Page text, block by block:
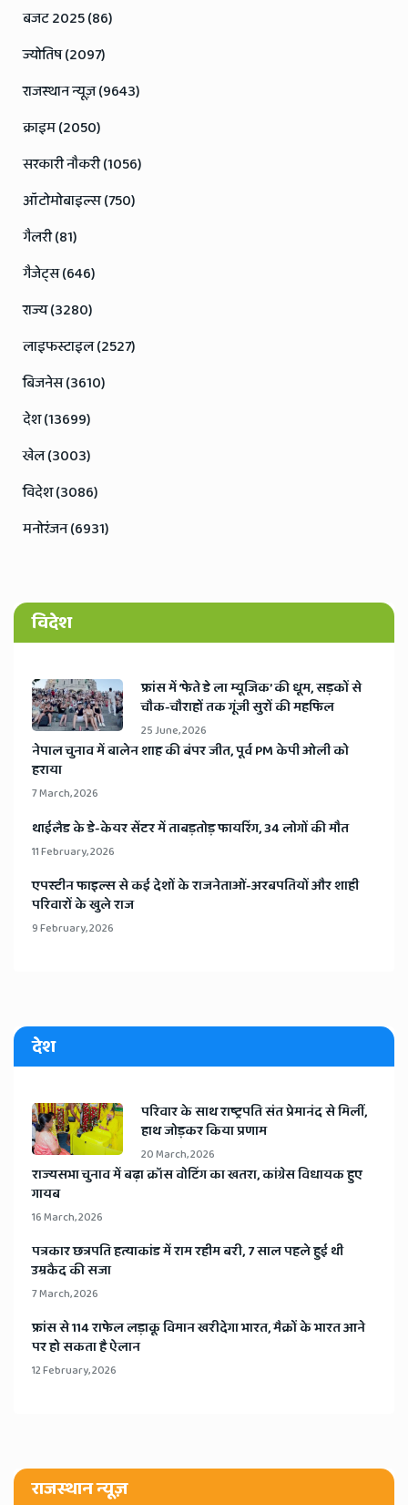
बजट 2025 (86)
ज्योतिष (2097)
राजस्थान न्यूज़ (9643)
क्राइम (2050)
सरकारी नौकरी (1056)
ऑटोमोबाइल्स (750)
गैलरी (81)
गैजेट्स (646)
राज्य (3280)
लाइफस्टाइल (2527)
बिजनेस (3610)
देश (13699)
खेल (3003)
विदेश (3086)
मनोरंजन (6931)
विदेश
​फ्रांस में ‘फेते डे ला म्यूजिक’ की धूम, सड़कों से
चौक-चौराहों तक गूंजी सुरों की महफिल
25 June, 2026
​नेपाल चुनाव में बालेन शाह की बंपर जीत, पूर्व PM केपी ओली को
हराया
7 March, 2026
​थाईलैड के डे-केयर सेंटर में ताबड़तोड़ फायरिंग, 34 लोगों की मौत
11 February, 2026
​एपस्टीन फाइल्स से कई देशों के राजनेताओं-अरबपतियों और शाही
परिवारों के खुले राज
9 February, 2026
देश
​परिवार के साथ राष्ट्रपति संत प्रेमानंद से मिलीं,
हाथ जोड़कर किया प्रणाम
20 March, 2026
​राज्यसभा चुनाव में बढ़ा क्रॉस वोटिंग का खतरा, कांग्रेस विधायक हुए
गायब
16 March, 2026
​पत्रकार छत्रपति हत्याकांड में राम रहीम बरी, 7 साल पहले हुई थी
उम्रकैद की सजा
7 March, 2026
​फ्रांस से 114 राफेल लड़ाकू विमान खरीदेगा भारत, मैक्रों के भारत आने
पर हो सकता है ऐलान
12 February, 2026
राजस्थान न्यूज़